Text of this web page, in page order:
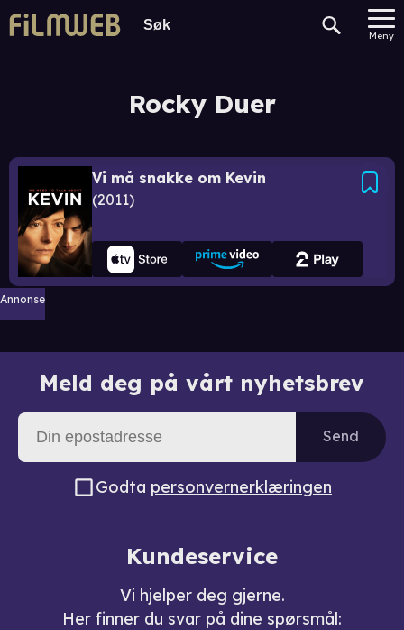
Meny
Rocky Duer
Vi må snakke om Kevin
2011
Annonse
Meld deg på vårt nyhetsbrev
Send
Godta personvernerklæringen
Kundeservice
Vi hjelper deg gjerne.
Her finner du svar på dine spørsmål: